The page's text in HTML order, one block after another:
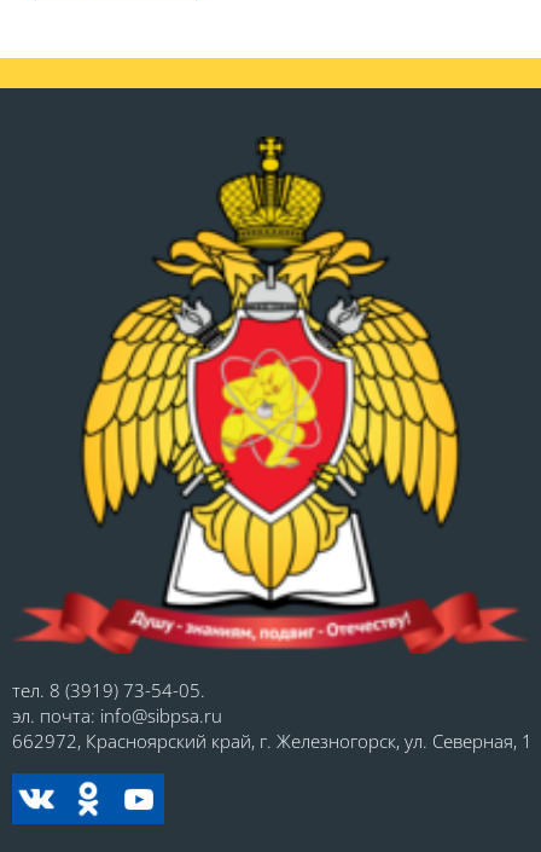
тел. 8 (3919) 73-54-05.
эл. почта: info@sibpsa.ru
662972, Красноярский край, г. Железногорск, ул. Северная, 1.